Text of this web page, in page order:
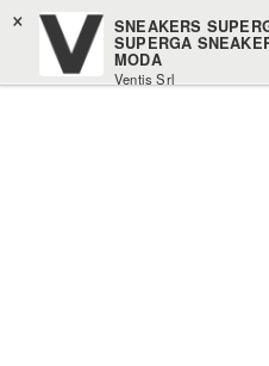
× SNEAKERS
SUPERGA
MODA
Ventis Srl